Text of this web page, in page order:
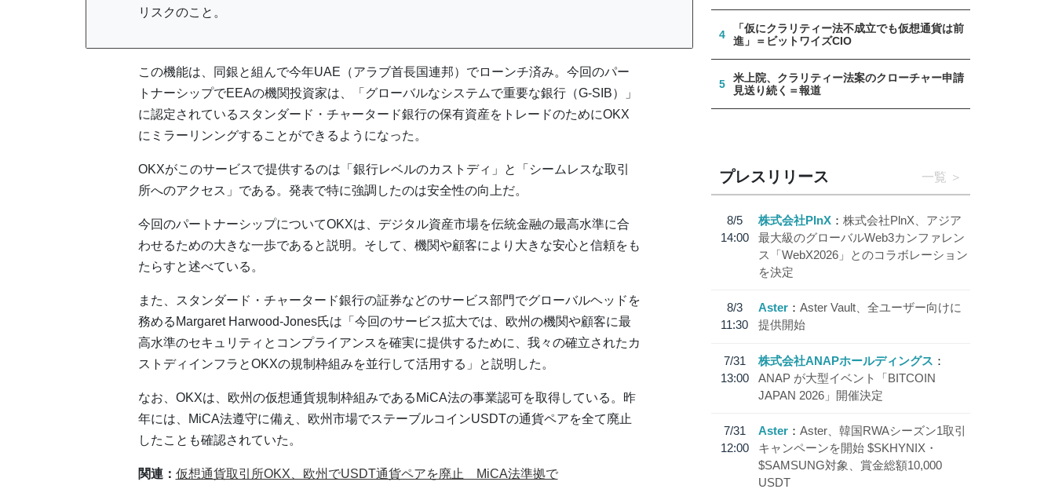
リスクのこと。
この機能は、同銀と組んで今年UAE（アラブ首長国連邦）でローンチ済み。今回のパー
トナーシップでEEAの機関投資家は、「グローバルなシステムで重要な銀行（G-SIB）」
に認定されているスタンダード・チャータード銀行の保有資産をトレードのためにOKX
にミラーリンングすることができるようになった。
OKXがこのサービスで提供するのは「銀行レベルのカストディ」と「シームレスな取引
所へのアクセス」である。発表で特に強調したのは安全性の向上だ。
今回のパートナーシップについてOKXは、デジタル資産市場を伝統金融の最高水準に合
わせるための大きな一歩であると説明。そして、機関や顧客により大きな安心と信頼をも
たらすと述べている。
また、スタンダード・チャータード銀行の証券などのサービス部門でグローバルヘッドを
務めるMargaret Harwood-Jones氏は「今回のサービス拡大では、欧州の機関や顧客に最
高水準のセキュリティとコンプライアンスを確実に提供するために、我々の確立されたカ
ストディインフラとOKXの規制枠組みを並行して活用する」と説明した。
なお、OKXは、欧州の仮想通貨規制枠組みであるMiCA法の事業認可を取得している。昨
年には、MiCA法遵守に備え、欧州市場でステーブルコインUSDTの通貨ペアを全て廃止
したことも確認されていた。
関連： 仮想通貨取引所OKX、欧州でUSDT通貨ペアを廃止 MiCA法準拠で
4
「仮にクラリティー法不成立でも仮想通貨は前
進」＝ビットワイズCIO
5
米上院、クラリティー法案のクローチャー申請
見送り続く＝報道
プレスリリース 一覧
8/5
14:00
株式会社PlnX
株式会社PlnX、アジア
最大級のグローバルWeb3カンファレン
ス「WebX2026」とのコラボレーション
を決定
8/3
11:30
Aster
Aster Vault、全ユーザー向けに
提供開始
7/31
13:00
株式会社ANAPホールディングス
ANAP が大型イベント「BITCOIN
JAPAN 2026」開催決定
7/31
12:00
Aster
Aster、韓国RWAシーズン1取引
キャンペーンを開始 $SKHYNIX・
$SAMSUNG対象、賞金総額10,000
USDT